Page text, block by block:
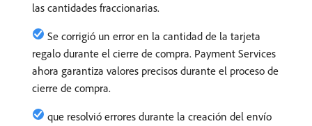
las cantidades fraccionarias.
Se corrigió un error en la cantidad de la tarjeta
regalo durante el cierre de compra. Payment Services
ahora garantiza valores precisos durante el proceso de
cierre de compra.
que resolvió errores durante la creación del envío